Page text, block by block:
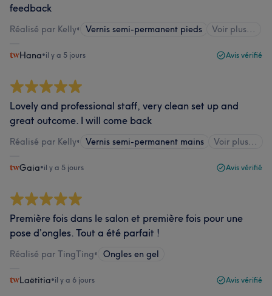
feedback
Réalisé par Kelly• Vernis semi-permanent pieds Voir plus...
Hana•il y a 5 jours Avis vérifié
Lovely and professional staff, very clean set up and
great outcome. I will come back
Réalisé par Kelly• Vernis semi-permanent mains Voir plus...
Gaia•il y a 5 jours Avis vérifié
Première fois dans le salon et première fois pour une
pose d’ongles. Tout a été parfait !
Réalisé par TingTing• Ongles en gel
Laëtitia•il y a 6 jours Avis vérifié